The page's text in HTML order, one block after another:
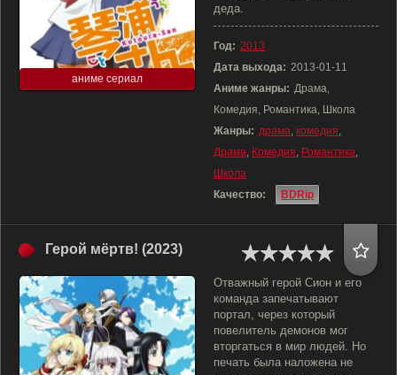
аниме сериал
деда.
Год: 2013
Дата выхода: 2013-01-11
Аниме жанры: Драма,
Комедия, Романтика, Школа
Жанры: драма, комедия,
Драма, Комедия, Романтика,
Школа
Качество:
BDRip
Герой мёртв! (2023)
Отважный герой Сион и его
команда запечатывают
портал, через который
повелитель демонов мог
вторгаться в мир людей. Но
печать была наложена не